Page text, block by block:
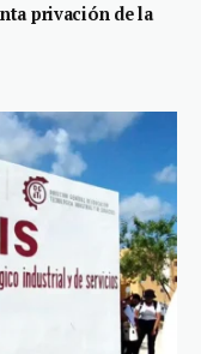
privación de la